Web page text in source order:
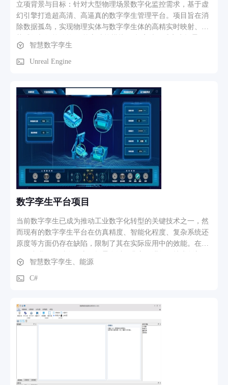
立项背景与目标：针对大型物理场景数字化监控需求，基于虚
幻引擎打造超高清、高逼真的数字孪生管理平台。项目旨在消
除数据孤岛，实现物理实体与数字孪生体的高精实时映射、态
利用 UE 的写实渲染能力，实现园区/工厂的全景漫游、建筑分
层展开及设备级细节穿透展示。 动态环境与实时监控：集成动
面与三维场景，提供数据大屏监控、告警定位联动及应急预演
智慧数字孪生
Unreal Engine
数字孪生平台项目
当前数字孪生已成为推动工业数字化转型的关键技术之一，然
而现有的数字孪生平台在仿真精度、智能化程度、复杂系统还
原度等方面仍存在缺陷，限制了其在实际应用中的效能。在本
为产业化应用提供了强有力的支持。本设计基于PC的硬件操作
平台的远程分布式监控软件，突破基于常规的海上现场实操技
智慧数字孪生、能源
C#